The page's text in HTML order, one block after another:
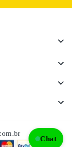




Chat